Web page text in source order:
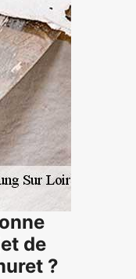
de
?